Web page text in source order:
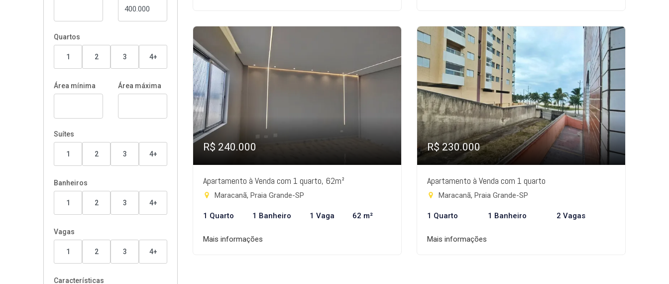
Quartos
1 2 3 4+
Área mínima Área máxima
Suítes
1 2 3 4+
Banheiros
1 2 3 4+
Vagas
1 2 3 4+
Características
R$ 240.000
Apartamento à Venda com 1 quarto, 62m²
Maracanã, Praia Grande-SP
1 Quarto 1 Banheiro 1 Vaga 62 m²
Mais informações
R$ 230.000
Apartamento à Venda com 1 quarto
Maracanã, Praia Grande-SP
1 Quarto 1 Banheiro 2 Vagas
Mais informações